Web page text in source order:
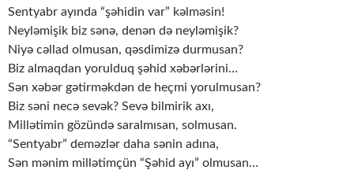
Sentyabr ayında “şəhidin var” kəlməsin!
Neyləmişik biz sənə, denən də neyləmişik?
Niyə cəllad olmusan, qəsdimizə durmusan?
Biz almaqdan yorulduq şəhid xəbərlərini…
Sən xəbər gətirməkdən de heçmi yorulmusan?
Biz səni necə sevək? Sevə bilmirik axı,
Millətimin gözündə saralmısan, solmusan.
“Sentyabr” deməzlər daha sənin adına,
Sən mənim millətimçün “Şəhid ayı” olmusan…